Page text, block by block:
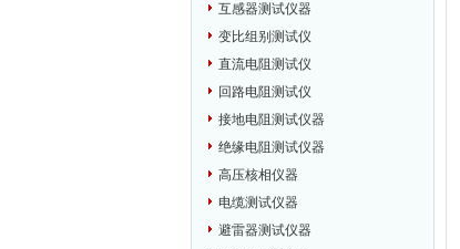
互感器测试仪器
变比组别测试仪
直流电阻测试仪
回路电阻测试仪
接地电阻测试仪器
绝缘电阻测试仪器
高压核相仪器
电缆测试仪器
避雷器测试仪器